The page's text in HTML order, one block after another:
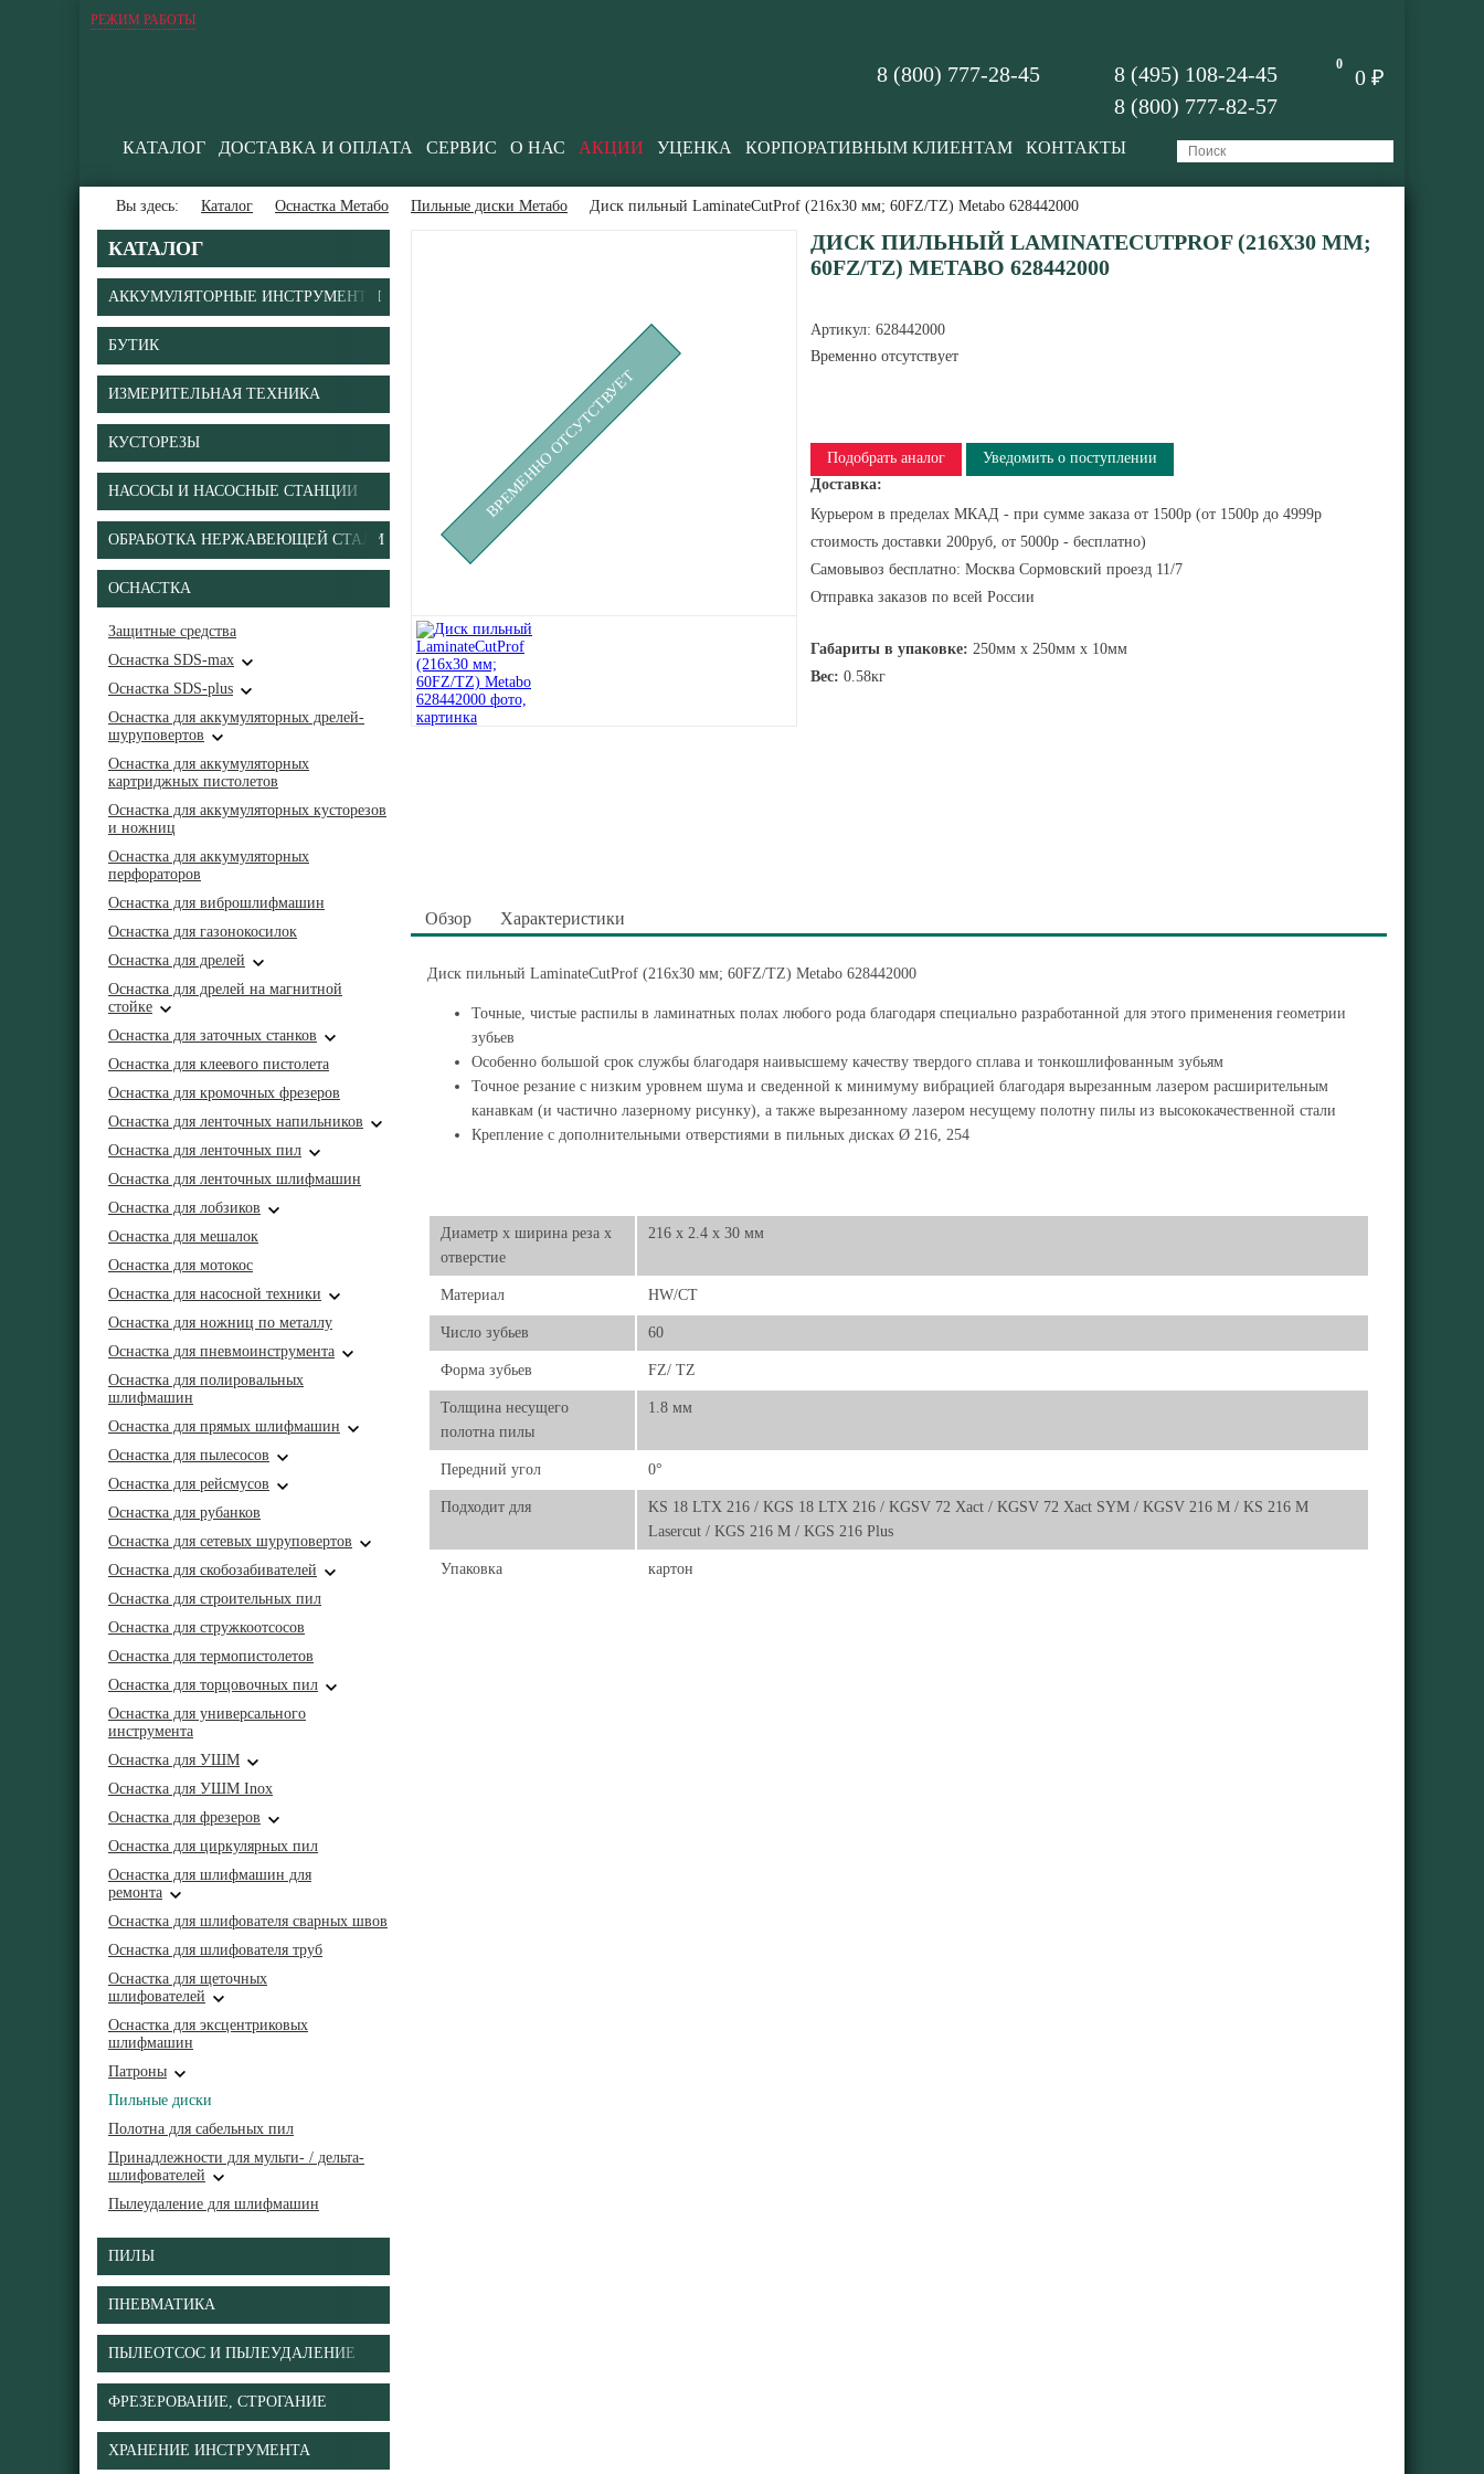
РЕЖИМ РАБОТЫ
0
0 ₽
8 (495) 108-24-45
8 (800) 777-82-57
8 (800) 777-28-45
КАТАЛОГ ДОСТАВКА И ОПЛАТА СЕРВИС О НАС АКЦИИ УЦЕНКА КОРПОРАТИВНЫМ КЛИЕНТАМ КОНТАКТЫ
Вы здесь: Каталог Оснастка Метабо Пильные диски Метабо Диск пильный LaminateCutProf (216x30 мм; 60FZ/TZ) Metabo 628442000
КАТАЛОГ
АККУМУЛЯТОРНЫЕ ИНСТРУМЕНТЫ
БУТИК
ИЗМЕРИТЕЛЬНАЯ ТЕХНИКА
КУСТОРЕЗЫ
НАСОСЫ И НАСОСНЫЕ СТАНЦИИ
ОБРАБОТКА НЕРЖАВЕЮЩЕЙ СТАЛИ
ОСНАСТКА
Защитные средства
Оснастка SDS-max
Оснастка SDS-plus
Оснастка для аккумуляторных дрелей-
шуруповертов
Оснастка для аккумуляторных
картриджных пистолетов
Оснастка для аккумуляторных кусторезов
и ножниц
Оснастка для аккумуляторных
перфораторов
Оснастка для виброшлифмашин
Оснастка для газонокосилок
Оснастка для дрелей
Оснастка для дрелей на магнитной
стойке
Оснастка для заточных станков
Оснастка для клеевого пистолета
Оснастка для кромочных фрезеров
Оснастка для ленточных напильников
Оснастка для ленточных пил
Оснастка для ленточных шлифмашин
Оснастка для лобзиков
Оснастка для мешалок
Оснастка для мотокос
Оснастка для насосной техники
Оснастка для ножниц по металлу
Оснастка для пневмоинструмента
Оснастка для полировальных
шлифмашин
Оснастка для прямых шлифмашин
Оснастка для пылесосов
Оснастка для рейсмусов
Оснастка для рубанков
Оснастка для сетевых шуруповертов
Оснастка для скобозабивателей
Оснастка для строительных пил
Оснастка для стружкоотсосов
Оснастка для термопистолетов
Оснастка для торцовочных пил
Оснастка для универсального
инструмента
Оснастка для УШМ
Оснастка для УШМ Inox
Оснастка для фрезеров
Оснастка для циркулярных пил
Оснастка для шлифмашин для
ремонта
Оснастка для шлифователя сварных швов
Оснастка для шлифователя труб
Оснастка для щеточных
шлифователей
Оснастка для эксцентриковых
шлифмашин
Патроны
Пильные диски
Полотна для сабельных пил
Принадлежности для мульти- / дельта-
шлифователей
Пылеудаление для шлифмашин
ПИЛЫ
ПНЕВМАТИКА
ПЫЛЕОТСОС И ПЫЛЕУДАЛЕНИЕ
ФРЕЗЕРОВАНИЕ, СТРОГАНИЕ
ХРАНЕНИЕ ИНСТРУМЕНТА
ВРЕМЕННО ОТСУТСТВУЕТ
ДИСК ПИЛЬНЫЙ LAMINATECUTPROF (216X30 ММ;
60FZ/TZ) METABO 628442000
Артикул: 628442000
Временно отсутствует
Подобрать аналог
Уведомить о поступлении
Доставка:
Курьером в пределах МКАД - при сумме заказа от 1500р (от 1500р до 4999р
стоимость доставки 200руб, от 5000р - бесплатно)
Самовывоз бесплатно: Москва Сормовский проезд 11/7
Отправка заказов по всей России
Габариты в упаковке: 250мм x 250мм x 10мм
Вес: 0.58кг
Обзор Характеристики
Диск пильный LaminateCutProf (216x30 мм; 60FZ/TZ) Metabo 628442000
Точные, чистые распилы в ламинатных полах любого рода благодаря специально разработанной для этого применения геометрии
зубьев
Особенно большой срок службы благодаря наивысшему качеству твердого сплава и тонкошлифованным зубьям
Точное резание с низким уровнем шума и сведенной к минимуму вибрацией благодаря вырезанным лазером расширительным
канавкам (и частично лазерному рисунку), а также вырезанному лазером несущему полотну пилы из высококачественной стали
Крепление с дополнительными отверстиями в пильных дисках Ø 216, 254
Диаметр х ширина реза х
отверстие
216 x 2.4 x 30 мм
Материал HW/CT
Число зубьев 60
Форма зубьев FZ/ TZ
Толщина несущего
полотна пилы
1.8 мм
Передний угол 0°
Подходит для
KS 18 LTX 216 / KGS 18 LTX 216 / KGSV 72 Xact / KGSV 72 Xact SYM / KGSV 216 M / KS 216 M
Lasercut / KGS 216 M / KGS 216 Plus
Упаковка картон